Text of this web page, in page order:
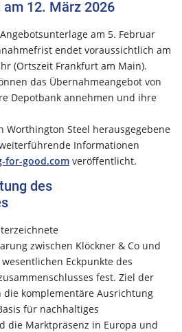
12. März 2026
am 5. Februar
endet voraussichtlich am
(Ortszeit Frankfurt am Main).
das Übernahmeangebot von
Depotbank annehmen und ihre
Worthington Steel herausgegebene
Informationen
for-good.com veröffentlicht.
des
zwischen Klöckner & Co und
Eckpunkte des
fest. Ziel der
komplementäre Ausrichtung
für nachhaltiges
die Marktpräsenz in Europa und